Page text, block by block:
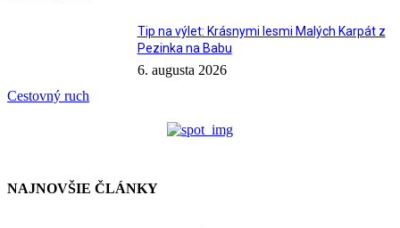
Cestovný ruch
Tip na výlet: Krásnymi lesmi Malých Karpát z
Pezinka na Babu
6. augusta 2026
NAJNOVŠIE ČLÁNKY